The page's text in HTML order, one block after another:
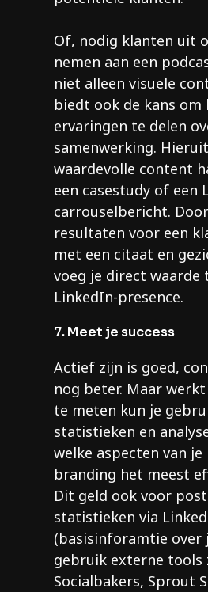
Of, nodig klanten uit
nemen aan een
niet alleen visuele
biedt ook de kans om
ervaringen te delen
samenwerking.
waardevolle content
een casestudy of een
carrouselbericht.
resultaten voor een
met een citaat en
voeg je direct waarde
LinkedIn-presence.
7. Meet je success
Actief zijn is goed,
nog beter. Maar
te meten kun je
statistieken en
welke aspecten van je
branding het meest
Dit geld ook voor
statistieken via
(basisinforamtie over
gebruik externe tools
Socialbakers, Sprout